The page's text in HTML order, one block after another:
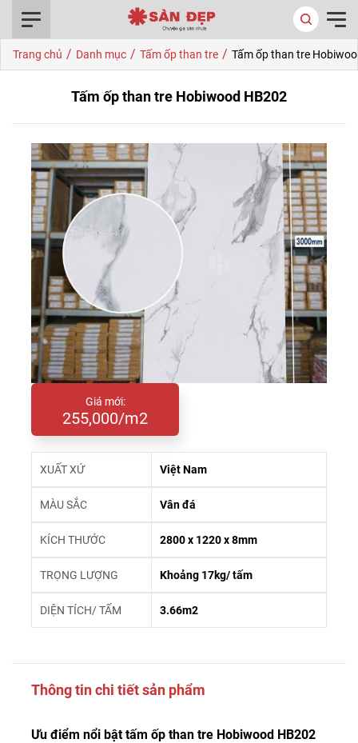
Trang chủ / Danh mục / Tấm ốp than tre / Tấm ốp than tre
Tấm ốp than tre Hobiwood HB202
Giá mới:
255,000/m2
XUẤT XỨ Việt Nam
MÀU SẮC Vân đá
KÍCH THƯỚC 2800 x 1220 x 8mm
TRỌNG LƯỢNG Khoảng 17kg/ tấm
DIỆN TÍCH/ TẤM 3.66m2
Thông tin chi tiết sản phẩm
Ưu điểm nổi bật tấm ốp than tre Hobiwood HB202